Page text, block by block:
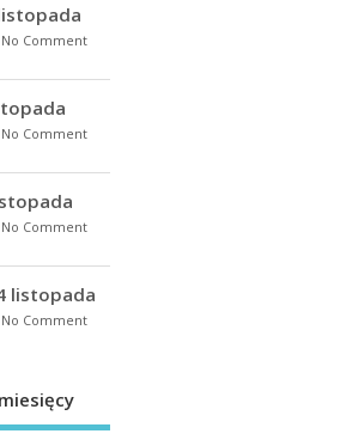
No Comment
No Comment
No Comment
listopada
No Comment